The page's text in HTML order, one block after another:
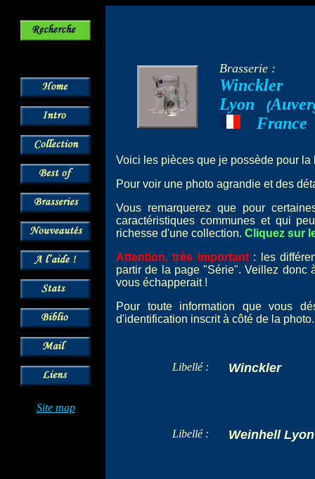
Site map
Brasserie :
Winckler
Lyon
(
France
Voici les pièces que je possède pour
Pour voir une photo agrandie et des
Vous remarquerez que pour
caractéristiques communes et qui
richesse d'une collection. Cliquez sur
Attention, très important: les
partir de la page "Série". Veillez donc
vous échapperait !
Pour toute information que vous
d'identification inscrit à côté de la photo.
Libellé : Winckler
Libellé : Weinhell Lyon